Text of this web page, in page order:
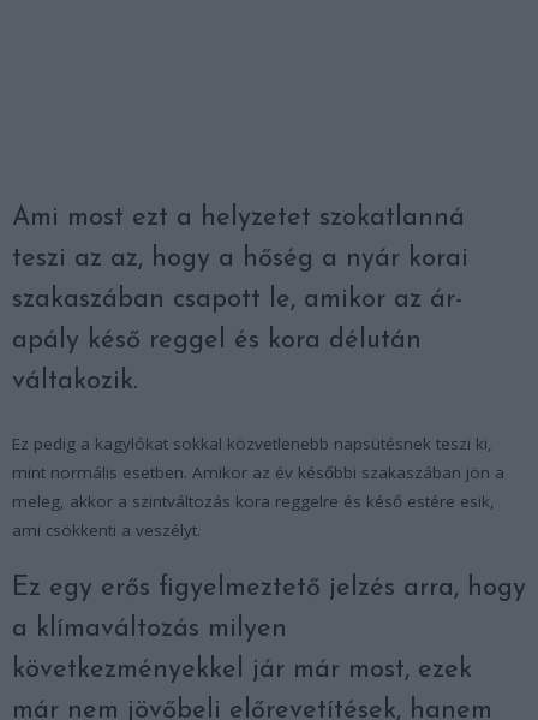
Ami most ezt a helyzetet szokatlanná
teszi az az, hogy a hőség a nyár korai
szakaszában csapott le, amikor az ár-
apály késő reggel és kora délután
váltakozik.
Ez pedig a kagylókat sokkal közvetlenebb napsütésnek teszi ki,
mint normális esetben. Amikor az év későbbi szakaszában jön a
meleg, akkor a szintváltozás kora reggelre és késő estére esik,
ami csökkenti a veszélyt.
Ez egy erős figyelmeztető jelzés arra, hogy
a klímaváltozás milyen
következményekkel jár már most, ezek
már nem jövőbeli előrevetítések, hanem